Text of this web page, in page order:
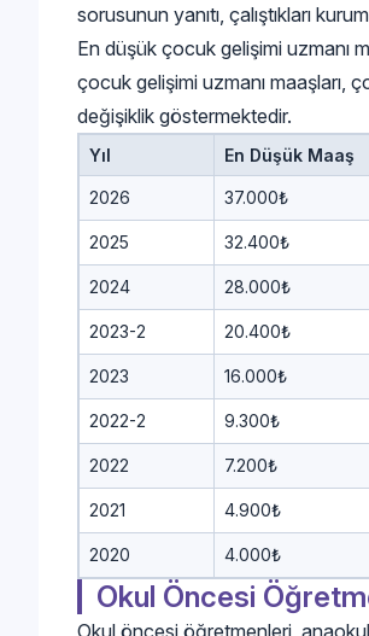
sorusunun yanıtı, çalıştıkları
En düşük çocuk gelişimi uzmanı
çocuk gelişimi uzmanı maaşları,
değişiklik göstermektedir.
Yıl En Düşük Maaş
2026 37.000₺
2025 32.400₺
2024 28.000₺
2023-2 20.400₺
2023 16.000₺
2022-2 9.300₺
2022 7.200₺
2021 4.900₺
2020 4.000₺
Okul Öncesi
Okul öncesi öğretmenleri,